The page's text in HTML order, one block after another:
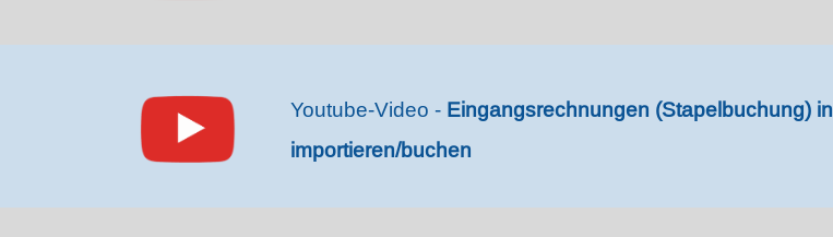
Youtube-Video - Eingangsrechnungen (Stapelbuchung) in
importieren/buchen